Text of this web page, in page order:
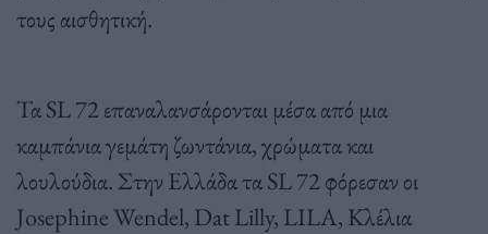
τους αισθητική.
Τα SL 72 επαναλανσάρονται μέσα από μια
καμπάνια γεμάτη ζωντάνια, χρώματα και
λουλούδια. Στην Ελλάδα τα SL 72 φόρεσαν οι
Josephine Wendel, Dat Lilly, LILA, Κλέλια